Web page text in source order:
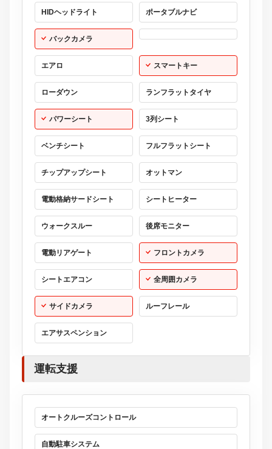
HIDヘッドライト ポータブルナビ
バックカメラ
エアロ スマートキー
ローダウン ランフラットタイヤ
パワーシート 3列シート
ベンチシート フルフラットシート
チップアップシート オットマン
電動格納サードシート シートヒーター
ウォークスルー 後席モニター
電動リアゲート フロントカメラ
シートエアコン 全周囲カメラ
サイドカメラ ルーフレール
エアサスペンション
運転支援
オートクルーズコントロール
自動駐車システム